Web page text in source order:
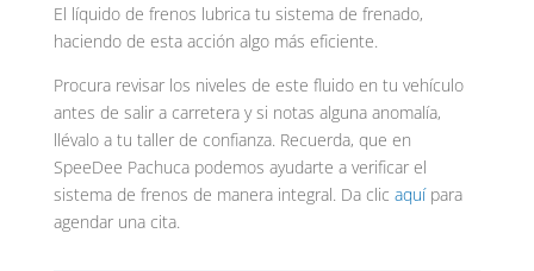
El líquido de frenos lubrica tu sistema de frenado,
haciendo de esta acción algo más eficiente.
Procura revisar los niveles de este fluido en tu vehículo
antes de salir a carretera y si notas alguna anomalía,
llévalo a tu taller de confianza. Recuerda, que en
SpeeDee Pachuca podemos ayudarte a verificar el
sistema de frenos de manera integral. Da clic aquípara
agendar una cita.